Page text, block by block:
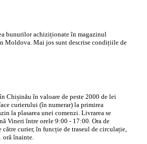
bunurilor achiziționate în magazinul
Moldova. Mai jos sunt descrise condițiile de
Chișinău în valoare de peste 2000 de lei
curierului (în numerar) la primirea
la plasarea unei comenzi. Livrarea se
Vineri între orele 9:00 - 17:00. Ora de
către curier, în funcție de traseul de circulație,
oră înainte.